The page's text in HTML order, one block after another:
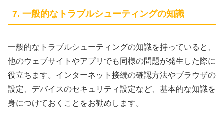
7. 一般的なトラブルシューティングの知識
一般的なトラブルシューティングの知識を持っていると、
他のウェブサイトやアプリでも同様の問題が発生した際に
役立ちます。インターネット接続の確認方法やブラウザの
設定、デバイスのセキュリティ設定など、基本的な知識を
身につけておくことをお勧めします。